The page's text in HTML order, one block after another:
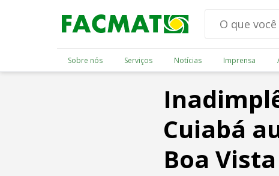
Sobre nós Serviços Notícias Imprensa
Cuiabá
Boa Vista